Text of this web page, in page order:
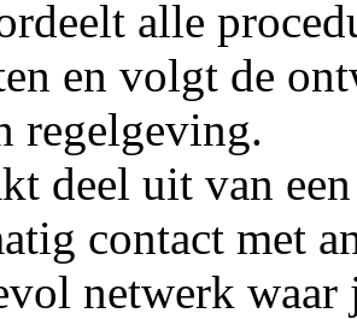
alle
en volgt de
regelgeving.
deel uit van
contact met
netwerk